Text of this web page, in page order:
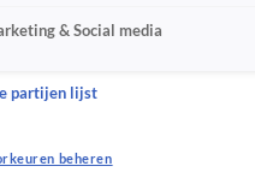
& Social media
partijen lijst
beheren